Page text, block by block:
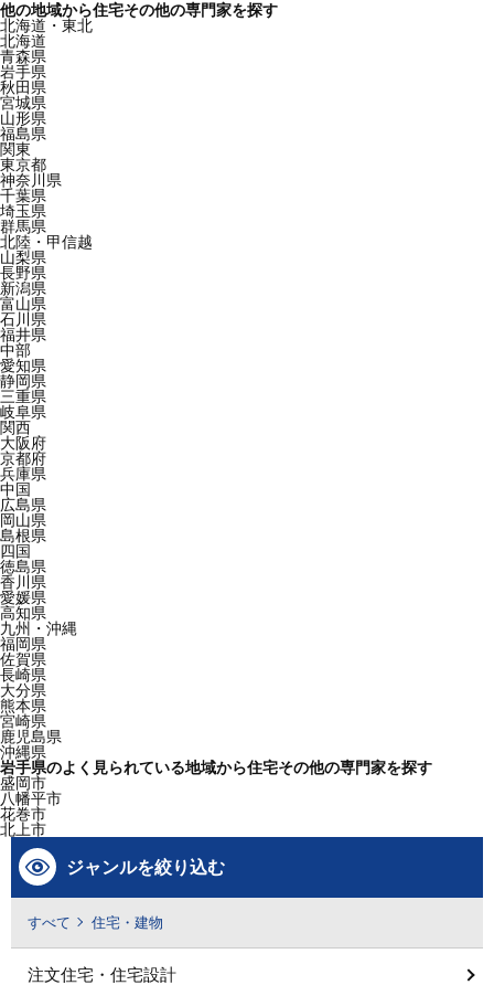
他の地域から住宅その他の専門家を探す
北海道・東北
北海道
青森県
岩手県
秋田県
宮城県
山形県
福島県
関東
東京都
神奈川県
千葉県
埼玉県
群馬県
北陸・甲信越
山梨県
長野県
新潟県
富山県
石川県
福井県
中部
愛知県
静岡県
三重県
岐阜県
関西
大阪府
京都府
兵庫県
中国
広島県
岡山県
島根県
四国
徳島県
香川県
愛媛県
高知県
九州・沖縄
福岡県
佐賀県
長崎県
大分県
熊本県
宮崎県
鹿児島県
沖縄県
岩手県のよく見られている地域から住宅その他の専門家を探す
盛岡市
八幡平市
花巻市
北上市
ジャンルを絞り込む
すべて 住宅・建物
注文住宅・住宅設計